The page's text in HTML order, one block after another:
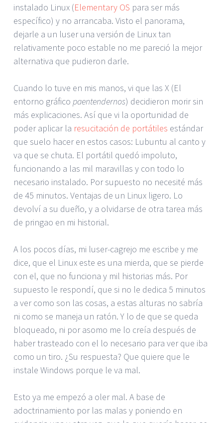
instalado Linux (Elementary OS para ser más
específico) y no arrancaba. Visto el panorama,
dejarle a un luser una versión de Linux tan
relativamente poco estable no me pareció la mejor
alternativa que pudieron darle.
Cuando lo tuve en mis manos, vi que las X (El
entorno gráfico paentendernos) decidieron morir sin
más explicaciones. Así que vi la oportunidad de
poder aplicar la resucitación de portátiles estándar
que suelo hacer en estos casos: Lubuntu al canto y
va que se chuta. El portátil quedó impoluto,
funcionando a las mil maravillas y con todo lo
necesario instalado. Por supuesto no necesité más
de 45 minutos. Ventajas de un Linux ligero. Lo
devolví a su dueño, y a olvidarse de otra tarea más
de pringao en mi historial.
A los pocos días, mi luser-cagrejo me escribe y me
dice, que el Linux este es una mierda, que se pierde
con el, que no funciona y mil historias más. Por
supuesto le respondí, que si no le dedica 5 minutos
a ver como son las cosas, a estas alturas no sabría
ni como se maneja un ratón. Y lo de que se queda
bloqueado, ni por asomo me lo creía después de
haber trasteado con el lo necesario para ver que iba
como un tiro. ¿Su respuesta? Que quiere que le
instale Windows porque le va mal.
Esto ya me empezó a oler mal. A base de
adoctrinamiento por las malas y poniendo en